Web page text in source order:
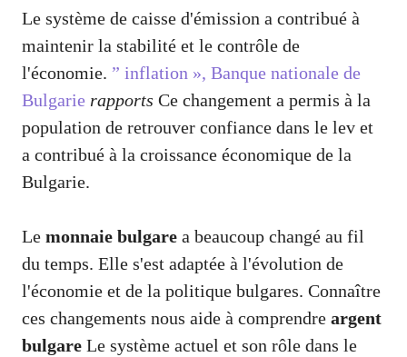
Le système de caisse d'émission a contribué à
maintenir la stabilité et le contrôle de
l'économie. ” inflation », Banque nationale de
Bulgarie rapports Ce changement a permis à la
population de retrouver confiance dans le lev et
a contribué à la croissance économique de la
Bulgarie.
Le monnaie bulgare a beaucoup changé au fil
du temps. Elle s'est adaptée à l'évolution de
l'économie et de la politique bulgares. Connaître
ces changements nous aide à comprendre argent
bulgare Le système actuel et son rôle dans le